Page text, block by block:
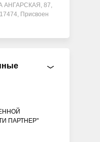
87,
ПАРТНЕР"